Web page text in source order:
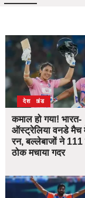
उत्तराखंड
देश
कमाल हो गया! भारत-
ऑस्ट्रेलिया वनडे मैच
रन, बल्लेबाजों ने 111
ठोक मचाया गदर